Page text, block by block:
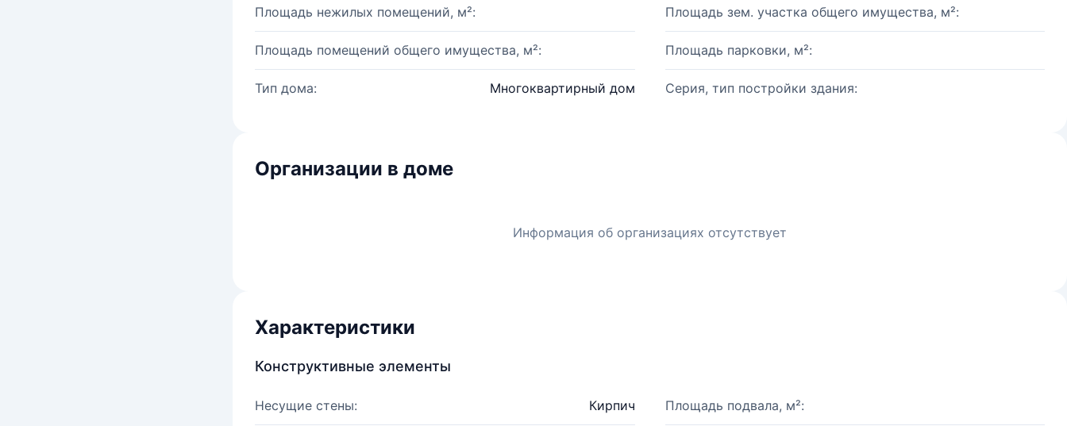
Площадь нежилых помещений, м²: Площадь зем. участка общего имущества, м²:
Площадь помещений общего имущества, м²: Площадь парковки, м²:
Тип дома: Многоквартирный дом Серия, тип постройки здания:
Организации в доме
Информация об организациях отсутствует
Характеристики
Конструктивные элементы
Несущие стены: Кирпич Площадь подвала, м²: